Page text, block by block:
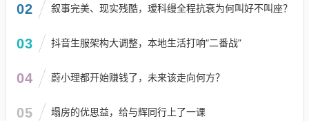
02 叙事完美、现实残酷，瑷科缦全程抗衰为何叫好不叫座？
03 抖音生服架构大调整，本地生活打响“二番战”
04 蔚小理都开始赚钱了，未来该走向何方？
05 塌房的优思益，给与辉同行上了一课